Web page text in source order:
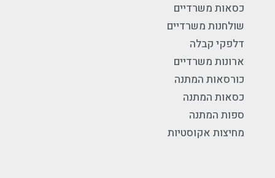
כסאות משרדיים
שולחנות משרדיים
דלפקי קבלה
ארונות משרדיים
כורסאות המתנה
כסאות המתנה
ספות המתנה
מחיצות אקוסטיות